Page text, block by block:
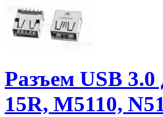
Разъем USB
15R, M5110,